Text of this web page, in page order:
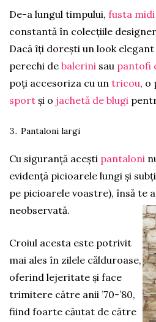
De-a lungul timpului, fusta midi
constantă în colecțiile
Dacă îți dorești un look
perechi de balerini sau pantofi
poți accesoriza cu un tricou, o
sport și o jachetă de blugi
Pantaloni largi
Cu siguranță acești pantaloni
evidență picioarele lungi și
pe picioarele voastre), însă te
neobservată.
Croiul acesta este potrivit
mai ales în zilele călduroase,
oferind lejeritate și face
trimitere către anii ’70-’80,
fiind foarte căutat de către